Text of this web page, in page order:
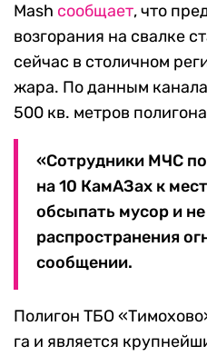
Mash сообщает, что
возгорания на свалке
сейчас в столичном
жара. По данным
500 кв. метров
«Сотрудники МЧС
на 10 КамАЗах к
обсыпать мусор и
распространения
сообщении.
Полигон ТБО
га и является